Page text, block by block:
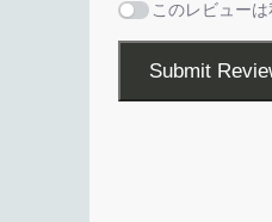
てのサイトで
JavaScript を無効
このレビューは
Submit